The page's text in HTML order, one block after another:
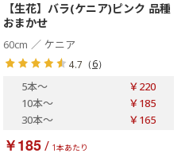
【生花】バラ(ケニア)ピンク 品種
おまかせ
60cm ／ ケニア
4.7 （6）
5本～
￥220
10本～
￥185
30本～ ￥165
￥185/ 1本あたり